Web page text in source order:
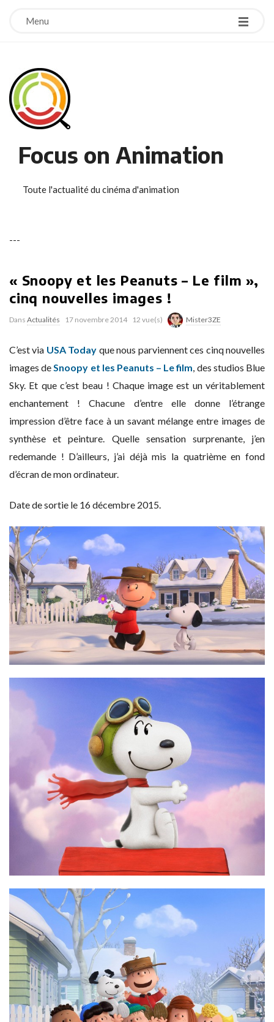
Menu
Focus on Animation
Toute l'actualité du cinéma d'animation
---
« Snoopy et les Peanuts – Le film »,
cinq nouvelles images !
Dans Actualités 17 novembre 2014 12 vue(s) Mister3ZE
C’est via USA Today que nous parviennent ces cinq nouvelles
images deSnoopy et les Peanuts – Le film, des studios Blue
Sky. Et que c’est beau ! Chaque image est un véritablement
enchantement ! Chacune d’entre elle donne l’étrange
impression d’être face à un savant mélange entre images de
synthèse et peinture. Quelle sensation surprenante, j’en
redemande ! D’ailleurs, j’ai déjà mis la quatrième en fond
d’écran de mon ordinateur.
Date de sortie le 16 décembre 2015.